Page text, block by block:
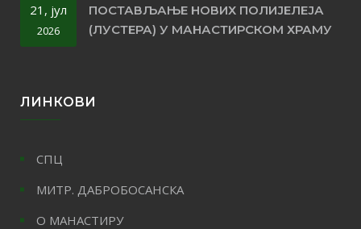
21, јул
2026
ПОСТАВЉАЊЕ НОВИХ ПОЛИЈЕЛЕЈА
(ЛУСТЕРА) У МАНАСТИРСКОМ ХРАМУ
ЛИНКОВИ
СПЦ
МИТР. ДАБРОБОСАНСКА
О МАНАСТИРУ